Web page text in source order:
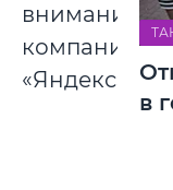
внимание
компании
«Яндекс».
в